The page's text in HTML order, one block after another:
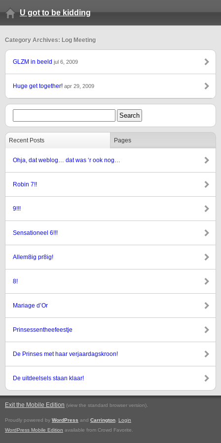
U got to be kidding
Category Archives: Log Meeting
GLZM in beeld jul 6, 2009
Huge get together! apr 29, 2009
Recent Posts Pages
Ohja, dat weblog… dat was ‘r ook nog…
Robin 7!!
9!!!
Sensationeel 6!!!
Allem8ig pr8ig!
8!
Mariage d’Or
Prinsessentheefeestje
De Prinses met haar verjaardagskroon!
De uitdeelsels staan klaar!
Exit the Mobile Edition (view the standard browser version).
Proudly powered by WordPress and Carrington
Login
WordPress Mobile Edition available from Crowd Favorite.